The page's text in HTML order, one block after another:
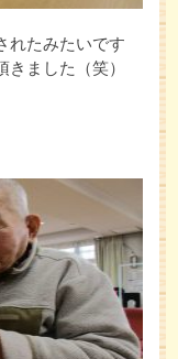
れたみたいです
ました（笑）